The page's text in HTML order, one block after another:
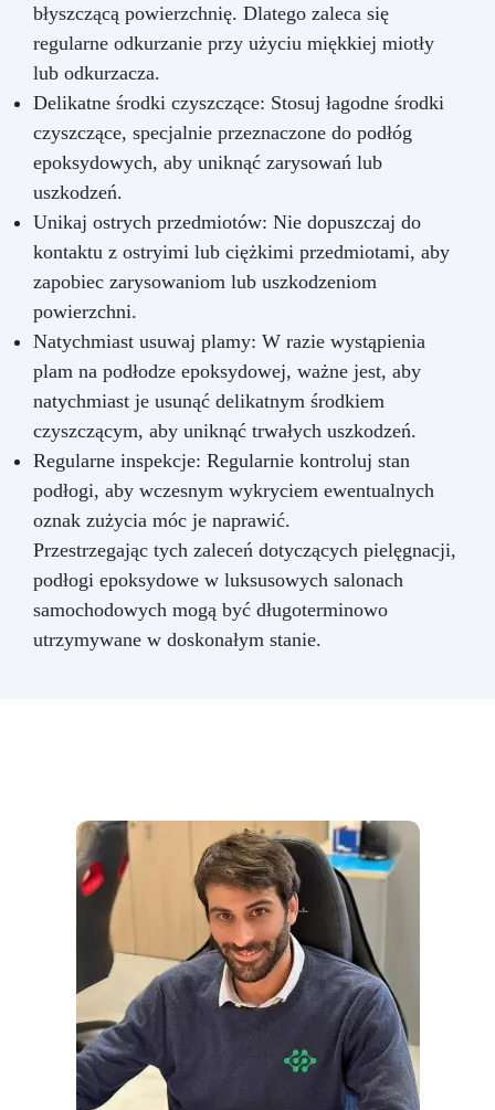
błyszczącą powierzchnię. Dlatego zaleca się
regularne odkurzanie przy użyciu miękkiej miotły
lub odkurzacza.
Delikatne środki czyszczące: Stosuj łagodne środki
czyszczące, specjalnie przeznaczone do podłóg
epoksydowych, aby uniknąć zarysowań lub
uszkodzeń.
Unikaj ostrych przedmiotów: Nie dopuszczaj do
kontaktu z ostryimi lub ciężkimi przedmiotami, aby
zapobiec zarysowaniom lub uszkodzeniom
powierzchni.
Natychmiast usuwaj plamy: W razie wystąpienia
plam na podłodze epoksydowej, ważne jest, aby
natychmiast je usunąć delikatnym środkiem
czyszczącym, aby uniknąć trwałych uszkodzeń.
Regularne inspekcje: Regularnie kontroluj stan
podłogi, aby wczesnym wykryciem ewentualnych
oznak zużycia móc je naprawić.
Przestrzegając tych zaleceń dotyczących pielęgnacji,
podłogi epoksydowe w luksusowych salonach
samochodowych mogą być długoterminowo
utrzymywane w doskonałym stanie.